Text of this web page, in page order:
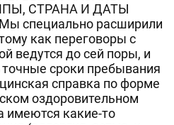
СТРАНА И ДАТЫ
специально расширили
как переговоры с
ведутся до сей поры, и
сроки пребывания
справка по форме
оздоровительном
имеются какие-то